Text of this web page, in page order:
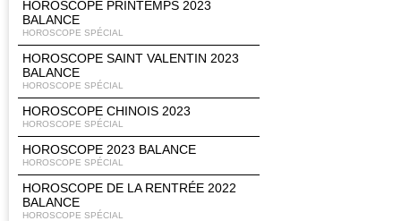
HOROSCOPE PRINTEMPS 2023
BALANCE
HOROSCOPE SPÉCIAL
HOROSCOPE SAINT VALENTIN 2023
BALANCE
HOROSCOPE SPÉCIAL
HOROSCOPE CHINOIS 2023
HOROSCOPE SPÉCIAL
HOROSCOPE 2023 BALANCE
HOROSCOPE SPÉCIAL
HOROSCOPE DE LA RENTRÉE 2022
BALANCE
HOROSCOPE SPÉCIAL